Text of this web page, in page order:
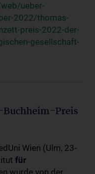
ueber-
2022/thomas-
preis-2022-der-
gesellschaft-
Preis
Wien (Ulm, 23-
für
wurde von der